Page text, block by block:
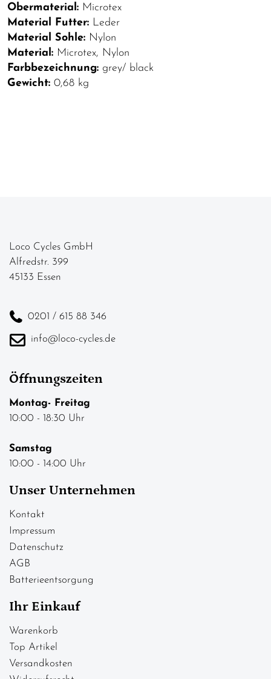
Obermaterial: Microtex
Material Futter: Leder
Material Sohle: Nylon
Material: Microtex, Nylon
Farbbezeichnung: grey/ black
Gewicht: 0,68 kg
Loco Cycles GmbH
Alfredstr. 399
45133 Essen
0201 / 615 88 346
info@loco-cycles.de
Öffnungszeiten
Montag- Freitag
10:00 - 18:30 Uhr
Samstag
10:00 - 14:00 Uhr
Unser Unternehmen
Kontakt
Impressum
Datenschutz
AGB
Batterieentsorgung
Ihr Einkauf
Warenkorb
Top Artikel
Versandkosten